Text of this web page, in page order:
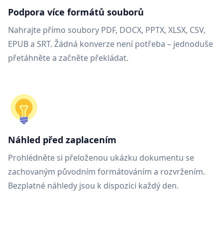
Podpora více formátů souborů
Nahrajte přímo soubory PDF, DOCX, PPTX, XLSX, CSV,
EPUB a SRT. Žádná konverze není potřeba – jednoduše
přetáhněte a začněte překládat.
Náhled před zaplacením
Prohlédněte si přeloženou ukázku dokumentu se
zachovaným původním formátováním a rozvržením.
Bezplatné náhledy jsou k dispozici každý den.